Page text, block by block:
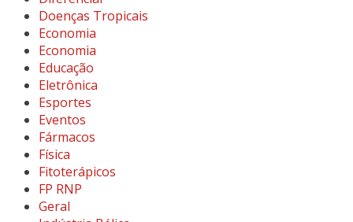
Doenças Tropicais
Economia
Economia
Educação
Eletrônica
Esportes
Eventos
Fármacos
Física
Fitoterápicos
FP RNP
Geral